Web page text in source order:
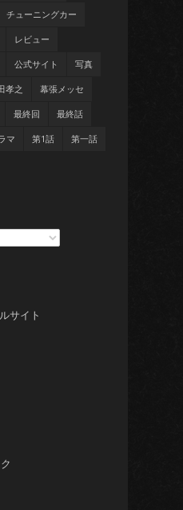
チューニングカー
レビュー
公式サイト 写真
孝之 幕張メッセ
最終回 最終話
マ 第1話 第一話
サイト